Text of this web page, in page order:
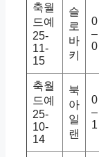
축월
드예
25-
11-
15
슬
로
바
키
0
–
0
축월
드예
25-
10-
14
북
아
일
랜
0
–
1